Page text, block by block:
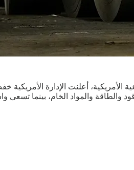
أعلنت الإدارة
والطاقة والمواد الخام، بينما تسعى